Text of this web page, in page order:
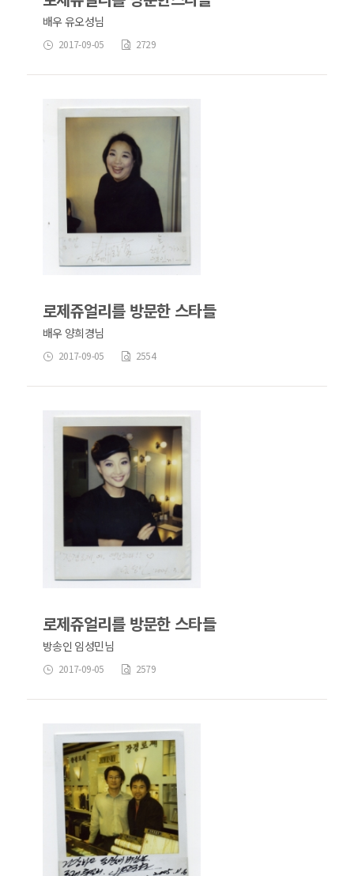
배우 유오성님
2017-09-05 2729
로제쥬얼리를 방문한 스타들
배우 양희경님
2017-09-05 2554
로제쥬얼리를 방문한 스타들
방송인 임성민님
2017-09-05 2579